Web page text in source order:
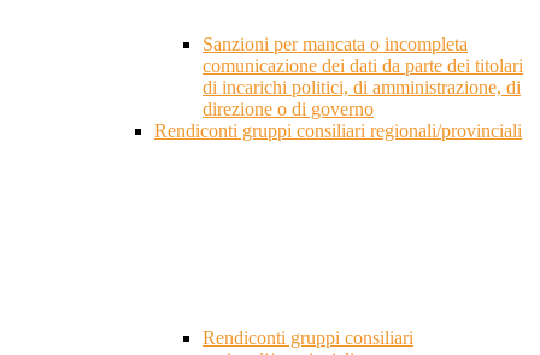
Sanzioni per mancata o incompleta
comunicazione dei dati da parte dei titolari
di incarichi politici, di amministrazione, di
direzione o di governo
Rendiconti gruppi consiliari regionali/provinciali
Rendiconti gruppi consiliari